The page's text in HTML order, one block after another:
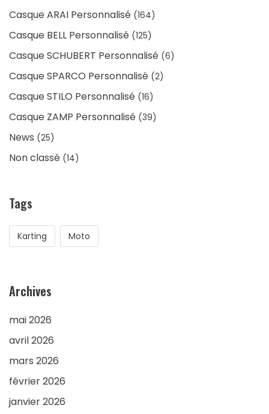
Casque ARAI Personnalisé (164)
Casque BELL Personnalisé (125)
Casque SCHUBERT Personnalisé (6)
Casque SPARCO Personnalisé (2)
Casque STILO Personnalisé (16)
Casque ZAMP Personnalisé (39)
News (25)
Non classé (14)
Tags
Karting Moto
Archives
mai 2026
avril 2026
mars 2026
février 2026
janvier 2026